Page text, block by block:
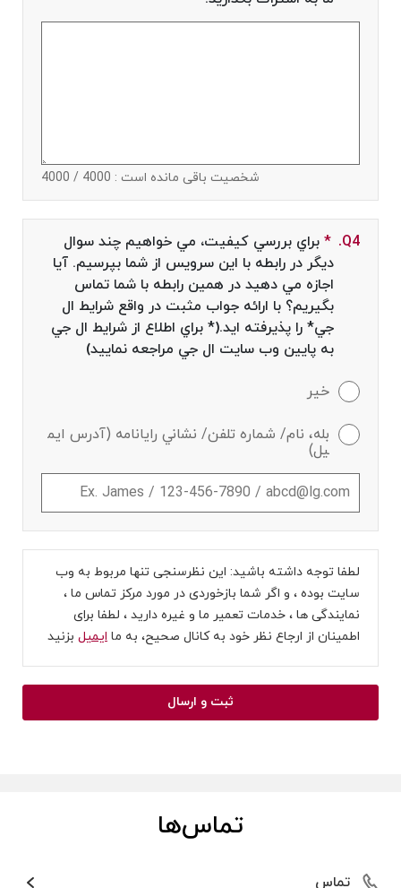
شخصیت باقی مانده است : 4000
/ 4000
Q4.
*
Required field
براي بررسي كيفيت، مي خواهيم چند سوال
ديگر در رابطه با اين سرويس از شما بپرسيم. آيا
اجازه مي دهيد در همين رابطه با شما تماس
بگيريم؟ با ارائه جواب مثبت در واقع شرايط ال
جي* را پذيرفته ايد.(* براي اطلاع از شرايط ال جي
به پايين وب سايت ال جي مراجعه نماييد)
خير
بله، نام/ شماره تلفن/ نشاني رايانامه (آدرس ايم
يل)
لطفا توجه داشته باشید: این نظرسنجی تنها مربوط به وب
سایت بوده ، و اگر شما بازخوردی در مورد مرکز تماس ما ،
نمایندگی ها ، خدمات تعمیر ما و غیره دارید ، لطفا برای
اطمینان از ارجاع نظر خود به کانال صحیح، به ما ایمیل بزنید
ثبت و ارسال
تماس‌ها
تماس